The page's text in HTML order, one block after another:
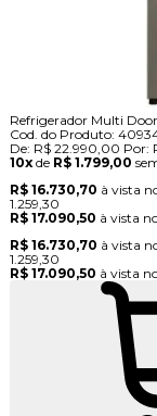
Refrigerador Multi
Cod. do Produto:
De: R$ 22.990,00 Por:
10xde R$ 1.799,00
R$ 16.730,70 à vista
1.259,30
R$ 17.090,50 à vista
R$ 16.730,70 à vista
1.259,30
R$ 17.090,50 à vista